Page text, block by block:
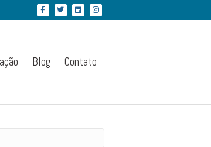
FacebookTwitter Linkedin
Blog Contato